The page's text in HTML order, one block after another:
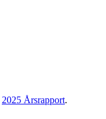
2025 Årsrapport.